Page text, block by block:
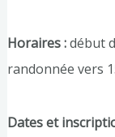
Horaires :début
randonnée vers
Dates et